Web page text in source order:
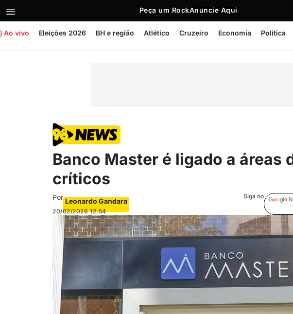
Peça um RockAnuncie Aqui
Ao vivo Eleições 2026 BH e região Atlético Cruzeiro Economia Política
Banco Master é ligado a áreas
críticos
Por Leonardo Gandara
20/02/2026 12:54
Siga no